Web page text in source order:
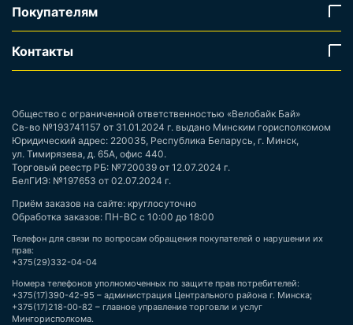
Покупателям
Контакты
Общество с ограниченной ответственностью «Велобайк Бай»
Св-во №193741157 от 31.01.2024 г. выдано Минским горисполкомом
Юридический адрес: 220035, Республика Беларусь, г. Минск,
ул. Тимирязева, д. 65А, офис 440.
Торговый реестр РБ: №720039 от 12.07.2024 г.
БелГИЭ: №197653 от 02.07.2024 г.
Приём заказов на сайте: круглосуточно
Обработка заказов: ПН-ВС с 10:00 до 18:00
Телефон для связи по вопросам обращения покупателей о нарушении их
прав:
+375(29)332-04-04
Номера телефонов уполномоченных по защите прав потребителей:
+375(17)390-42-95 – администрация Центрального района г. Минска;
+375(17)218-00-82 – главное управление торговли и услуг
Мингорисполкома.